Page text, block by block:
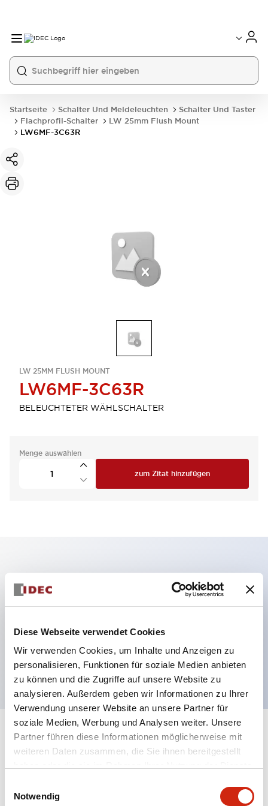
Diese Webseite verwendet Cookies
Wir verwenden Cookies, um Inhalte und Anzeigen zu
personalisieren, Funktionen für soziale Medien anbieten
zu können und die Zugriffe auf unsere Website zu
analysieren. Außerdem geben wir Informationen zu Ihrer
Verwendung unserer Website an unsere Partner für
soziale Medien, Werbung und Analysen weiter. Unsere
Partner führen diese Informationen möglicherweise mit
weiteren Daten zusammen, die Sie ihnen bereitgestellt
Notwendig
Startseite Schalter Und Meldeleuchten
Schalter Und Taster
Flachprofil-Schalter
LW 25mm Flush Mount
LW6MF-3C63R
LW 25MM FLUSH MOUNT
LW6MF-3C63R
BELEUCHTETER WÄHLSCHALTER
Menge auswählen
zum Zitat hinzufügen
Mehrfachbefestigung möglich
Der schlüsselsichere Selektorschalter verwendet
eine hochsichere Stiftzuhaltungsstruktur
Schutzart IP65 (IEC60529)
Spezifikationen Alle erweitern
Aesthetic Specifications
Electrical Specifications (rated illuminated